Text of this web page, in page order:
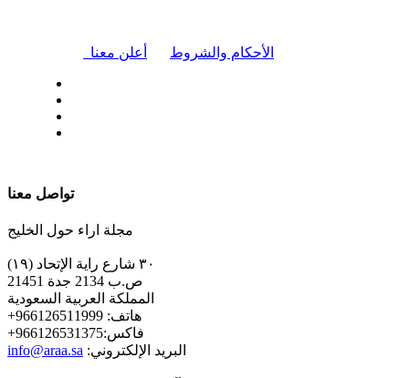
أعلن معنا الأحكام والشروط
تواصل معنا
مجلة اراء حول الخليج
٣٠ شارع راية الإتحاد (١٩)
ص.ب 2134 جدة 21451
المملكة العربية السعودية
+هاتف: 966126511999
+فاكس:966126531375
info@araa.sa :البريد الإلكتروني